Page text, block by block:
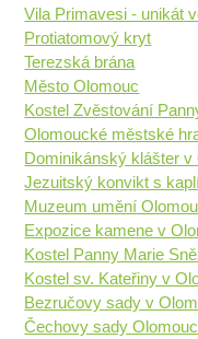
Vila Primavesi - unikát
Protiatomový kryt
Terezská brána
Město Olomouc
Kostel Zvěstování
Olomoucké městské
Dominikánský klášter v
Jezuitský konvikt s
Muzeum umění
Expozice kamene v
Kostel Panny Marie
Kostel sv. Kateřiny v
Bezručovy sady v
Čechovy sady Olomouc